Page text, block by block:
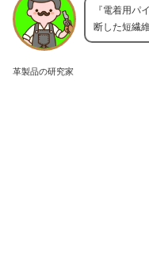
革製品の研究家
『電着用パ
断した短繊